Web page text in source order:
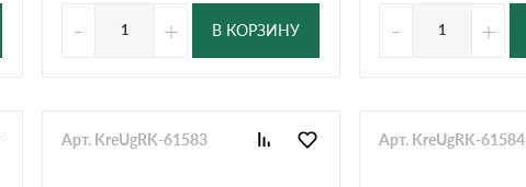
- + В КОРЗИНУ - +
Арт. KreUgRK-61583 Арт. KreUgRK-61584